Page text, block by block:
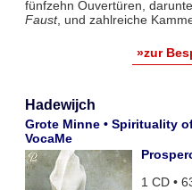
fünfzehn Ouvertüren,
Faust, und zahlreiche
»zur
Hadewijch
Grote Minne • Spirituality
VocaMe
1 CD •